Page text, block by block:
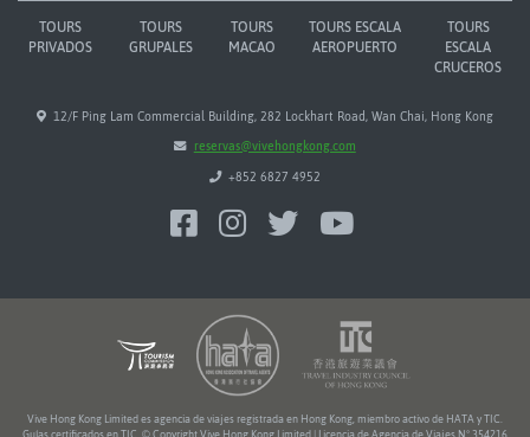
TOURS
PRIVADOS
TOURS
GRUPALES
TOURS
MACAO
TOURS ESCALA
AEROPUERTO
TOURS
ESCALA
CRUCEROS
12/F Ping Lam Commercial Building, 282 Lockhart Road, Wan Chai, Hong Kong
reservas@vivehongkong.com
+852 6827 4952
Vive Hong Kong Limited es agencia de viajes registrada en Hong Kong, miembro activo de HATA y TIC.
Guías certificados en TIC. © Copyright Vive Hong Kong Limited | Licencia de Agencia de Viajes Nº 354216